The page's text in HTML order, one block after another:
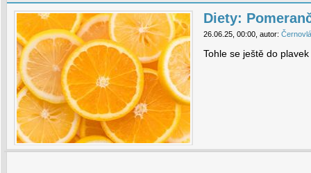
Diety:
26.06.25, 00:00, autor:
Tohle se ještě do